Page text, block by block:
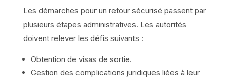
Les démarches pour un retour sécurisé passent par
plusieurs étapes administratives. Les autorités
doivent relever les défis suivants :
Obtention de visas de sortie.
Gestion des complications juridiques liées à leur